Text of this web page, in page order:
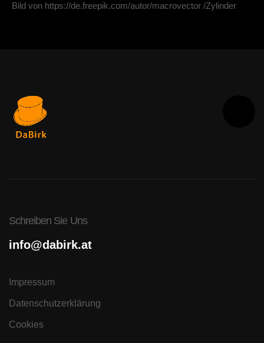
Bild von https://de.freepik.com/autor/macrovector /Zylinder
Schreiben Sie Uns
info@dabirk.at
Impressum
Datenschutzerklärung
Cookies